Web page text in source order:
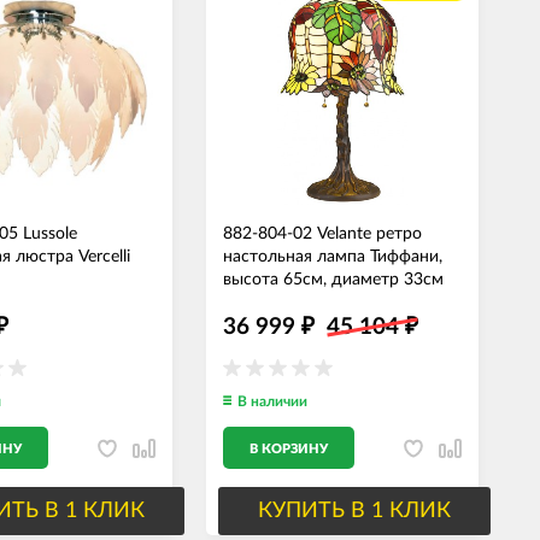
Lussole
люстра Vercelli
В 1 КЛИК
882-804-02 Velante ретро
настольная лампа Тиффани,
высота 65см, диаметр 33см
36 999 ₽ 45 104₽
В наличии
В КОРЗИНУ
КУПИТЬ В 1 КЛИК